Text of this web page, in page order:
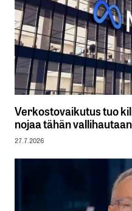
Verkostovaikutus tuo
nojaa tähän vallihautaan
27.7.2026